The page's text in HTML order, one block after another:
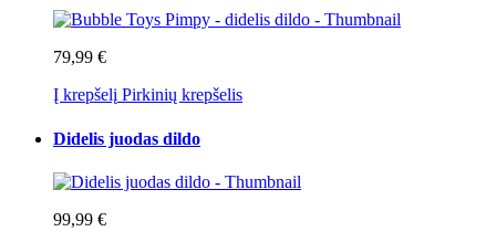
79,99 €
Į krepšelį Pirkinių krepšelis
Didelis juodas dildo
99,99 €